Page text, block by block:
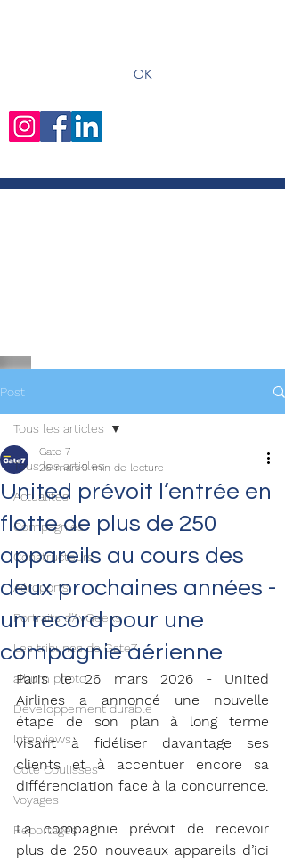
OK
Post
Tous les articles
Actualités
Compagnies
Constructeurs
Aéroports
Portraits d'AvGeeks
Les tribunes de Gate7
album photo
Développement durable
Interviews
Coté Coulisses
Voyages
Reportages
Tous les articles
United prévoit l’entrée en
flotte de plus de 250
appareils au cours des
deux prochaines années -
un record pour une
compagnie aérienne
Gate 7
26 mars9 min de lecture
Paris le 26 mars 2026 - United
Airlines a annoncé une nouvelle
étape de son plan à long terme
visant à fidéliser davantage ses
clients et à accentuer encore sa
différenciation face à la concurrence.
La compagnie prévoit de recevoir
plus de 250 nouveaux appareils d’ici